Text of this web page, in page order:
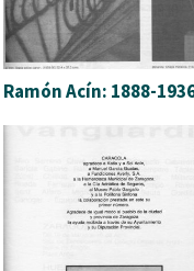
Ramón Acín: 1888-